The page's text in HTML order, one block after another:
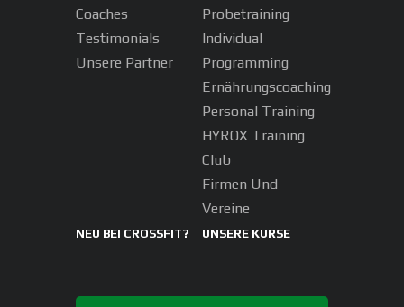
Coaches
Testimonials
Unsere Partner
Probetraining
Individual
Programming
Ernährungscoaching
Personal Training
HYROX Training
Club
Firmen Und
Vereine
NEU BEI CROSSFIT? UNSERE KURSE